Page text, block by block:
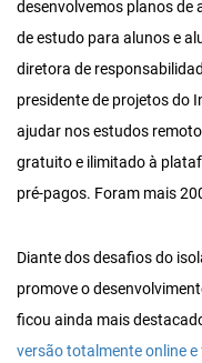
desenvolvemos planos de
de estudo para alunos e
diretora de
presidente de projetos do
ajudar nos estudos
gratuito e ilimitado à
pré-pagos. Foram mais
Diante dos desafios do
promove o
ficou ainda mais
versão totalmente online